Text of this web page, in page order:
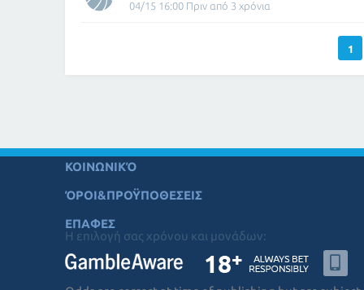
04/15 16:00 Πριν από 3 χρόνια
1
ΚΟΙΝΩΝΙΚΌ
ΌΡΟΙ&ΠΡΟΫΠΟΘΕΣΕΙΣ
ΕΠΑΦΕΣ
Η επιλογή σας χρόνου και μονάδων: